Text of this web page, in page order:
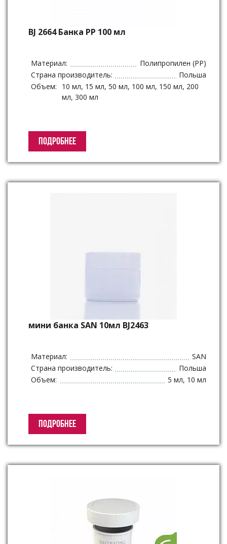
BJ 2664 Банка PP 100 мл
Материал:
Полипропилен (PP)
Страна производитель:
Польша
Объем:
10 мл, 15 мл, 50 мл, 100 мл, 150 мл, 200
мл, 300 мл
ПОДРОБНЕЕ
мини банка SAN 10мл BJ2463
Материал:
SAN
Страна производитель:
Польша
Объем:
5 мл, 10 мл
ПОДРОБНЕЕ